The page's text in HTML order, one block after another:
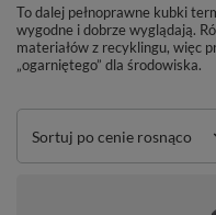
To dalej pełnoprawne kubki
wygodne i dobrze wyglądają.
materiałów z recyklingu, więc
„ogarniętego” dla środowiska.
Zmień sortowanie
Sortuj po cenie rosnąco